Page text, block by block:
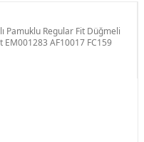
Pamuklu Regular Fit Düğmeli
EM001283 AF10017 FC159